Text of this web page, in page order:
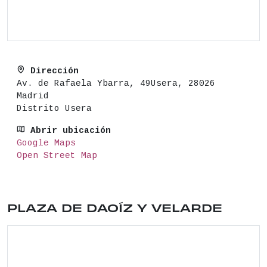
Dirección
Av. de Rafaela Ybarra, 49Usera, 28026
Madrid
Distrito Usera
Abrir ubicación
Google Maps
Open Street Map
PLAZA DE DAOÍZ Y VELARDE
Ubicación del lugar: PLAZA DAOIZ Y